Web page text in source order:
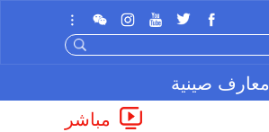
معارف صينية
مباشر